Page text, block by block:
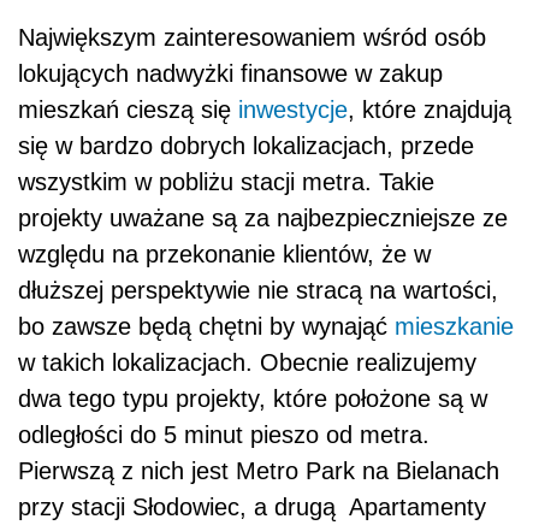
Największym zainteresowaniem wśród osób
lokujących nadwyżki finansowe w zakup
mieszkań cieszą się inwestycje, które znajdują
się w bardzo dobrych lokalizacjach, przede
wszystkim w pobliżu stacji metra. Takie
projekty uważane są za najbezpieczniejsze ze
względu na przekonanie klientów, że w
dłuższej perspektywie nie stracą na wartości,
bo zawsze będą chętni by wynająć mieszkanie
w takich lokalizacjach. Obecnie realizujemy
dwa tego typu projekty, które położone są w
odległości do 5 minut pieszo od metra.
Pierwszą z nich jest Metro Park na Bielanach
przy stacji Słodowiec, a drugą Apartamenty